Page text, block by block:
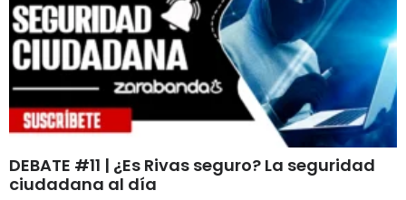
DEBATE #11 | ¿Es Rivas seguro? La seguridad
ciudadana al día